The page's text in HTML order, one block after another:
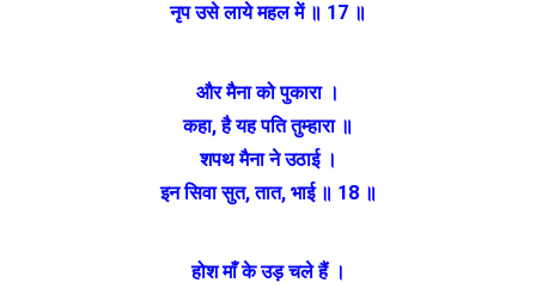
नृप उसे लाये महल में ॥ 17 ॥
और मैना को पुकारा ।
कहा, है यह पति तुम्हारा ॥
शपथ मैना ने उठाई ।
इन सिवा सुत, तात, भाई ॥ 18 ॥
होश माँ के उड़ चले हैं ।